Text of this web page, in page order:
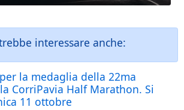
interessare anche:
la medaglia della 22ma
CorriPavia Half Marathon. Si
11 ottobre